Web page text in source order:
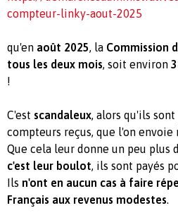
compteur-linky-aout-2025
qu'en août 2025, la Commission
tous les deux mois, soit environ
!
C'est scandaleux, alors qu'ils sont
compteurs reçus, que l'on envoie
Que cela leur donne un peu plus
c'est leur boulot, ils sont payés
Ils n'ont en aucun cas à faire
Français aux revenus modestes.